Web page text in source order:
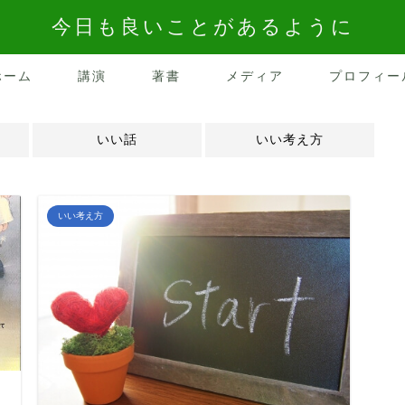
今日も良いことがあるように
ーム 講演 著書 メディア プロフィー
いい話 いい考え方
いい考え方